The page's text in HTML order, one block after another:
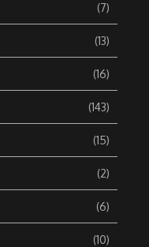
(7)
(13)
(16)
(143)
(15)
(2)
(6)
(10)